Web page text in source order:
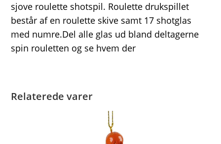
sjove roulette shotspil. Roulette drukspillet
består af en roulette skive samt 17 shotglas
med numre.Del alle glas ud bland deltagerne
spin rouletten og se hvem der
Relaterede varer